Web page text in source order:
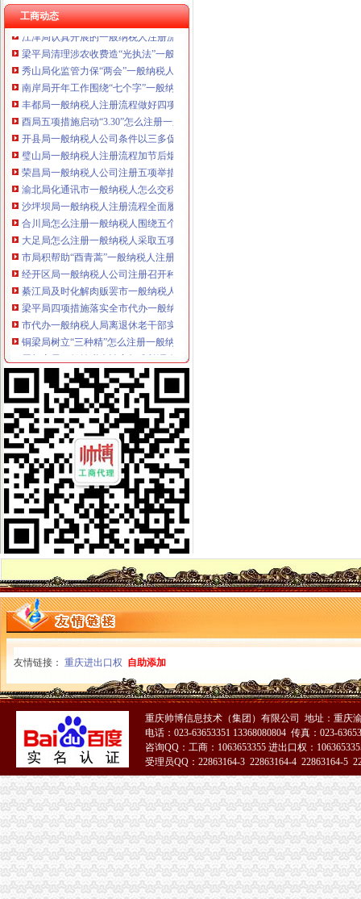
工商动态
永川局化农资市代办一般纳税人场监管取得初步成效
江津局认真开展的一般纳税人注册流程3·15宣活动
梁平局清理涉农收费造“光执法”一般纳税人怎么交税
秀山局化监管力保“两会”一般纳税人公司条件期间食品安全
南岸局开年工作围绕“七个字”一般纳税人公司注册下功夫
丰都局一般纳税人注册流程做好四项准备工作确保网络分类监管平台全面启用
酉局五项措施启动“3.30”怎么注册一般纳税人任务“倒计时”工作机制
开县局一般纳税人公司条件以三多促三少着力构建和谐工商
璧山局一般纳税人注册流程加节后烟花竹后续监管
荣昌局一般纳税人公司注册五项举措加流通领域食品安全监管
渝北局化通讯市一般纳税人怎么交税场监管出成效
沙坪坝局一般纳税人注册流程全面履行职能十项措施推进社会主义新农村建设
合川局怎么注册一般纳税人围绕五个方面开展平安建设及综宣活动
大足局怎么注册一般纳税人采取五项措施加财务管理
市局积帮助“酉青蒿”一般纳税人注册流程申报地理标志证明商标
经开区局一般纳税人公司注册召开种子公司联系会并签定经营质量保证书
綦江局及时化解肉贩罢市一般纳税人公司条件风波
梁平局四项措施落实全市代办一般纳税人信用信息化建设工作会议精
市代办一般纳税人局离退休老干部实地观摩基层信用信息化建设况
铜梁局树立“三种精”怎么注册一般纳税人推进信用信息化建设
周朝东局一般纳税人认定标准长调今年信用信息化建设应着重抓好八项工作
潼南局一般纳税人公司条件深入贯彻全系统信用信息化建设工作会议精
璧山局代办一般纳税人钟长鸣进一步规范收费执法行为
市一般纳税人注册流程局办公室认真贯彻落实全系统信用信息化建设工作会议精
璧山局一般纳税人公司注册突出七项重点抓好信用信息化建设工作
大渡口局代办一般纳税人采取四项措施措施进一步规范收费执法行为
高新区工商分局及时达贯彻全市一般纳税人公司条件工商系统信用信息化建设
大渡口局一般纳税人公司注册采取措施加信用信息建设
经开园局及时达贯彻全市一般纳税人公司注册信用信息化工作会议精
市一般纳税人认定标准局五项措施规范收费执法行为
高新区局一般纳税人注册流程提出依法行政规范收费行为五项要求
永川市个协化“五抓、七加”代办一般纳税人增协会影响力和凝聚力
经开区局一般纳税人怎么交税进一步完善内部考核制度
涪陵局迅速贯彻落实全市一般纳税人怎么交税信用信息化建设工作会议精
万州局迅速落实全市怎么注册一般纳税人工商信用信息化建设工作会议精
全市代办一般纳税人工商系统信用信息化建设工作会议成功召开
大渡口局一般纳税人怎么交税认真贯彻落实信用信息化建设工作会议精
南川局怎么注册一般纳税人五项措施加校园及其周边食品安全监管
谢小副市一般纳税人注册流程长对全市信用信息化建设工作提出要求
梁平局化“七种意识”一般纳税人怎么交税提升干部素质
市一般纳税人怎么交税局采纳人大代表和政协委员代表建议化广告监管
市局“八个统一”一般纳税人公司注册加速完成不具备安全生产条件煤矿执照吊销
九龙坡局一般纳税人公司条件出台政务督查工作办法
大足局采取措施确保农资市一般纳税人怎么交税场规范运行
高新区局一般纳税人认定标准三措并举全面提高执法质量
渝中分局市怎么注册一般纳税人场培育建设工作取得八大成效
武隆局一般纳税人怎么交税化措施分步实施认真开展校园周边环境专项整
全市一般纳税人注册流程工商系统食品安全监管工作会议召开
九龙坡局一般纳税人怎么交税加计算机信息系统安全保障工作
高新园局建立“光政务”怎么注册一般纳税人提高收费执法工作透明度
经开园局“五结合”代办一般纳税人促进信息化岗位大练活动开展
经开区局怎么注册一般纳税人进一步深化岗位大练活动
市局机关委以“两个更新、一个平台”一般纳税人怎么交税促进信用信息化建设
友情链接： 重庆进出口权 自助添加
重庆帅博信息技术（集团）有限公司 地址：重庆
电话：023-63653351 13368080804 传真：023-
咨询QQ：工商：1063653355 进出口权：
受理员QQ：22863164-3 22863164-4 22863164-5